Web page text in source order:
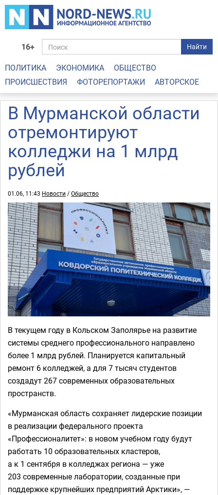
16+ Найти
ПОЛИТИКА ЭКОНОМИКА
ОБЩЕСТВО
ПРОИСШЕСТВИЯ
ФОТОРЕПОРТАЖИ АВТОРСКОЕ
В Мурманской области
отремонтируют
колледжи на 1 млрд
рублей
01.06, 11:43 Новости /Общество
В текущем году в Кольском Заполярье на развитие
системы среднего профессионального направлено
более 1 млрд рублей. Планируется капитальный
ремонт 6 колледжей, а для 7 тысяч студентов
создадут 267 современных образовательных
пространств.
«Мурманская область сохраняет лидерские позиции
в реализации федерального проекта
«Профессионалитет»: в новом учебном году будут
работать 10 образовательных кластеров,
а к 1 сентября в колледжах региона — уже
203 современные лаборатории, созданные при
поддержке крупнейших предприятий Арктики», —